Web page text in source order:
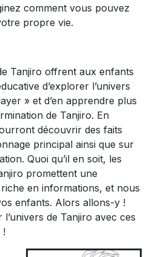
comment vous pouvez
propre vie.
Tanjiro offrent aux enfants
d’explorer l’univers
» et d’en apprendre plus
de Tanjiro. En
découvrir des faits
principal ainsi que sur
Quoi qu’il en soit, les
promettent une
en informations, et nous
enfants. Alors allons-y !
de Tanjiro avec ces
!